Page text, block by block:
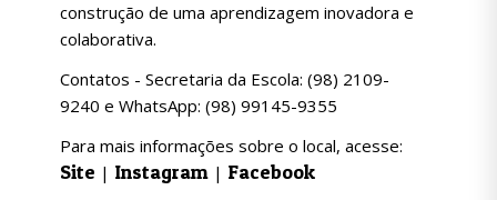
construção de uma aprendizagem inovadora e
colaborativa.
Contatos - Secretaria da Escola: (98) 2109-
9240 e WhatsApp: (98) 99145-9355
Para mais informações sobre o local, acesse:
Site | Instagram | Facebook